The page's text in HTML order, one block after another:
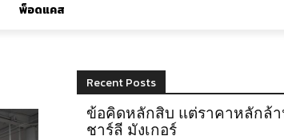
พ็อดแคส
Recent Posts
ข้อคิดหลักสิบ แต่ราคาหลักล้า
ชาร์ลี มังเกอร์